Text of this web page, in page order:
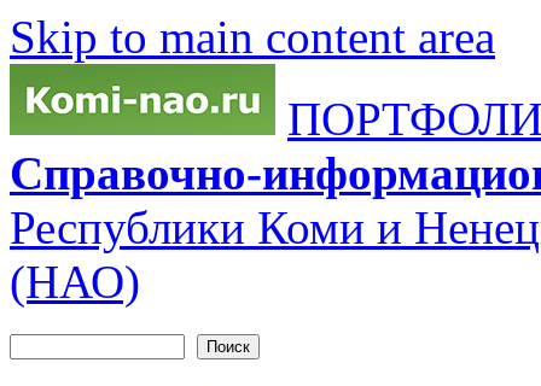
Skip to main content area
Справочно-
Республики Коми и
(НАО)
Форма поиска